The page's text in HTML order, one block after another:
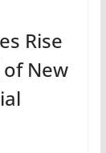
Rise
New